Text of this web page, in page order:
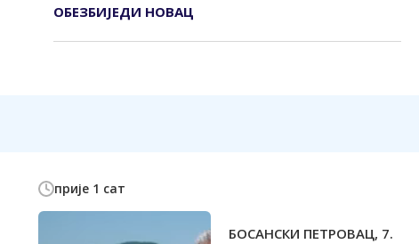
ОБЕЗБИЈЕДИ НОВАЦ
прије 1 сат
БОСАНСКИ ПЕТРОВАЦ, 7.